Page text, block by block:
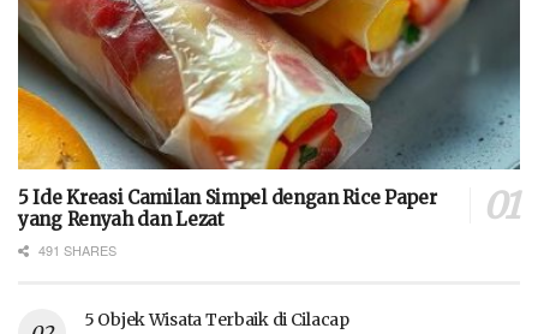
5 Ide Kreasi Camilan Simpel dengan Rice Paper
yang Renyah dan Lezat
491 SHARES
5 Objek Wisata Terbaik di Cilacap